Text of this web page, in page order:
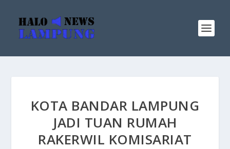
KOTA BANDAR LAMPUNG
JADI TUAN RUMAH
RAKERWIL KOMISARIAT